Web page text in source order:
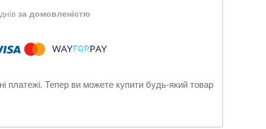
за домовленістю
платежі. Тепер ви можете купити будь-який товар